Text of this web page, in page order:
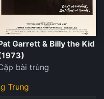
Garrett & Billy the Kid
bài trùng
Trung